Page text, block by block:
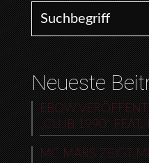
Search for:
Neueste
EBOW
„CLUB 1990“ FEAT.
MC MARS ZEIGT